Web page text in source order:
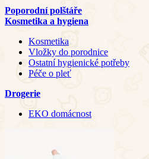
Poporodní polštáře
Kosmetika a hygiena
Kosmetika
Vložky do porodnice
Ostatní hygienické potřeby
Péče o pleť
Drogerie
EKO domácnost